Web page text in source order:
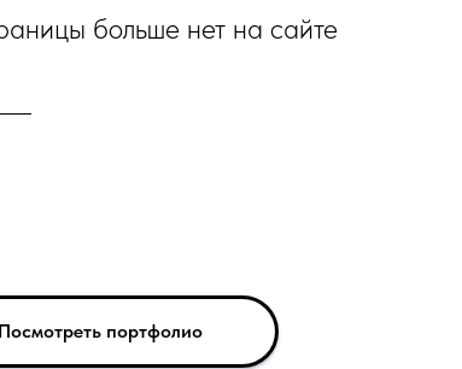
больше нет на сайте
Посмотреть портфолио